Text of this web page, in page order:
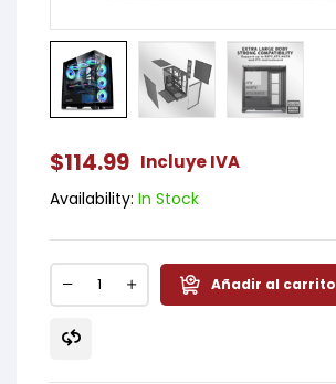
$114.99 Incluye IVA
Availability: In Stock
Añadir al carrito